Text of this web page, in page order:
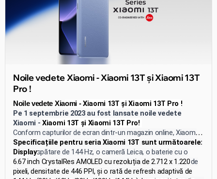
Noile vedete Xiaomi - Xiaomi 13T și Xiaomi 13T
Pro !
Noile vedete Xiaomi -Xiaomi 13T și Xiaomi 13T Pro !
Pe 1 septembrie 2023 au fost lansate noile vedete
Xiaomi -Xiaomi 13T și Xiaomi 13T Pro!
Conform capturilor de ecran dintr-un magazin online, Xiaomi
13T se bucură de un ecran AMOLED cu o rată de
reîmprospătare de 144 Hz, o cameră Leica, o baterie cu o
capacitate de 5000 mAh și suport pentru încărcare rapidă de
67W. Xiaomi 13T Pro oferă, de asemenea, suport pentru
Specificațiile pentru seria Xiaomi 13T sunt următoarele:
Display:
6.67 inch CrystalRes AMOLED cu rezoluția de 2.712 x 1.220
pixeli, densitate de 446 PPI, și o rată de refresh adaptivă de